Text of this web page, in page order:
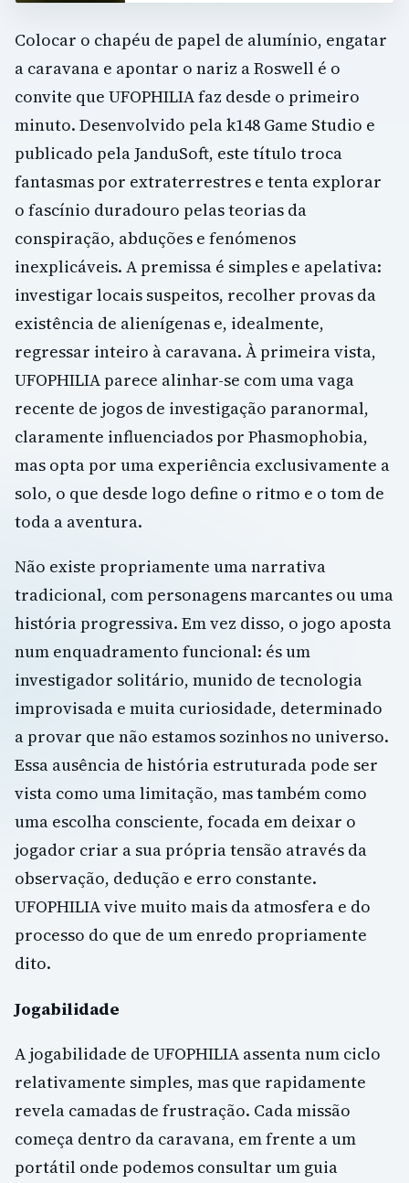
Colocar o chapéu de papel de alumínio, engatar
a caravana e apontar o nariz a Roswell é o
convite que UFOPHILIA faz desde o primeiro
minuto. Desenvolvido pela k148 Game Studio e
publicado pela JanduSoft, este título troca
fantasmas por extraterrestres e tenta explorar
o fascínio duradouro pelas teorias da
conspiração, abduções e fenómenos
inexplicáveis. A premissa é simples e apelativa:
investigar locais suspeitos, recolher provas da
existência de alienígenas e, idealmente,
regressar inteiro à caravana. À primeira vista,
UFOPHILIA parece alinhar-se com uma vaga
recente de jogos de investigação paranormal,
claramente influenciados por Phasmophobia,
mas opta por uma experiência exclusivamente a
solo, o que desde logo define o ritmo e o tom de
toda a aventura.
Não existe propriamente uma narrativa
tradicional, com personagens marcantes ou uma
história progressiva. Em vez disso, o jogo aposta
num enquadramento funcional: és um
investigador solitário, munido de tecnologia
improvisada e muita curiosidade, determinado
a provar que não estamos sozinhos no universo.
Essa ausência de história estruturada pode ser
vista como uma limitação, mas também como
uma escolha consciente, focada em deixar o
jogador criar a sua própria tensão através da
observação, dedução e erro constante.
UFOPHILIA vive muito mais da atmosfera e do
processo do que de um enredo propriamente
dito.
Jogabilidade
A jogabilidade de UFOPHILIA assenta num ciclo
relativamente simples, mas que rapidamente
revela camadas de frustração. Cada missão
começa dentro da caravana, em frente a um
portátil onde podemos consultar um guia